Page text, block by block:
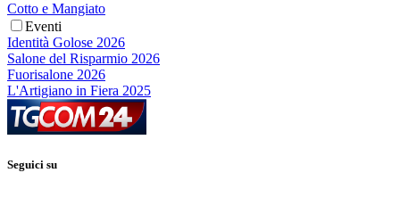
Cotto e Mangiato
Eventi
Identità Golose 2026
Salone del Risparmio 2026
Fuorisalone 2026
L'Artigiano in Fiera 2025
Seguici su